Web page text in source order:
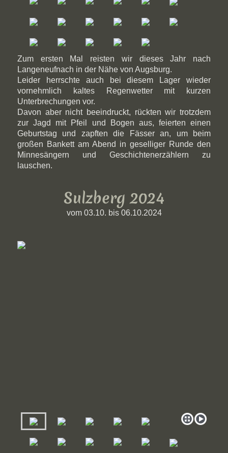
Zum ersten Mal reisten wir dieses Jahr nach
Langeneufnach in der Nähe von Augsburg.
Leider herrschte auch bei diesem Lager wieder
vornehmlich kaltes Regenwetter mit kurzen
Unterbrechungen vor.
Davon aber nicht beeindruckt, rückten wir trotzdem
zur Jagd mit Pfeil und Bogen aus, feierten einen
Geburtstag und zapften die Fässer an, um beim
großen Bankett am Abend in geselliger Runde den
Minnesängern und Geschichtenerzählern zu
lauschen.
Sulzberg 2024
vom 03.10. bis 06.10.2024